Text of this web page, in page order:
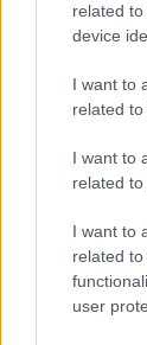
related
device
I want to
related
I want to
related to
I want to
related
user
Βλέπετε,